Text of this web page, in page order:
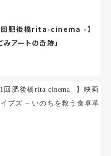
回肥後橋rita-cinema -】
みアートの奇跡」